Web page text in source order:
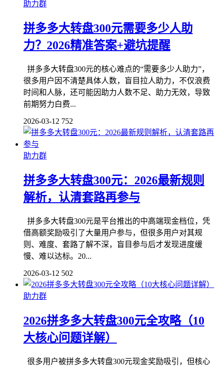
助力群
拼多多大转盘300元需要多少人助
力？2026精准答案+避坑提醒
拼多多大转盘300元的核心难点的“需要多少人助力”，
很多用户因不清楚具体人数，盲目拉人助力，不仅浪费
时间和人脉，还可能因助力人数不足、助力无效，导致
前期努力白费...
2026-03-12 752
助力群
拼多多大转盘300元：2026最新规则
解析，认清套路再参与
拼多多大转盘300元是平台推出的中高端现金档位，凭
借高额奖励吸引了大量用户参与，但很多用户对其规
则、难度、套路了解不深，盲目参与后才发现进度缓
慢、难以达标。20...
2026-03-12 502
助力群
2026拼多多大转盘300元全攻略（10
大核心问题详解）
很多用户被拼多多大转盘300元现金奖励吸引，但核心